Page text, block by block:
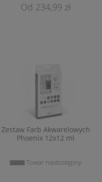
234,99 zł
Zestaw Farb Akwarelowych
Phoenix 12x12 ml
Towar niedostępny